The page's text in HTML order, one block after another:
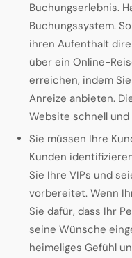
Buchungserlebnis.
Buchungssystem.
ihren Aufenthalt
über ein Online-
erreichen, indem
Anreize anbieten.
Website schnell
Sie müssen Ihre
Kunden
Sie Ihre VIPs und
vorbereitet. Wenn
Sie dafür, dass Ihr
seine Wünsche
heimeliges Gefühl